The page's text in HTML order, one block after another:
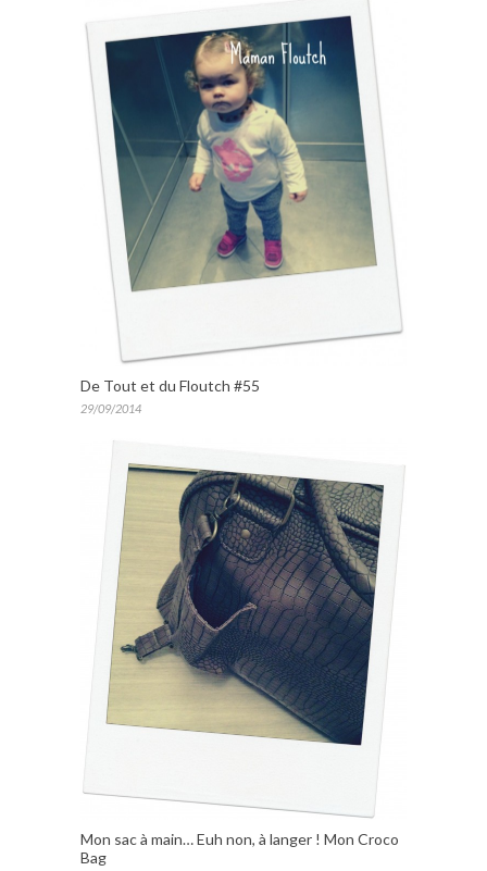
De Tout et du Floutch #55
29/09/2014
Mon sac à main… Euh non, à langer ! Mon Croco
Bag